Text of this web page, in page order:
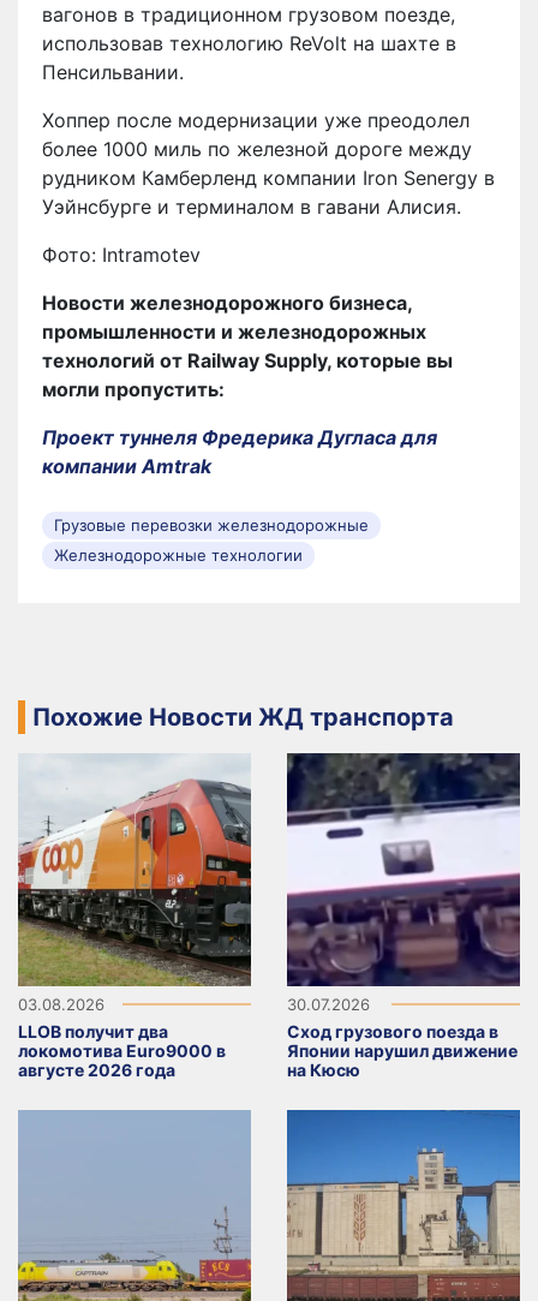
вагонов в традиционном грузовом поезде,
использовав технологию ReVolt на шахте в
Пенсильвании.
Хоппер после модернизации уже преодолел
более 1000 миль по железной дороге между
рудником Камберленд компании Iron Senergy в
Уэйнсбурге и терминалом в гавани Алисия.
Фото: Intramotev
Новости железнодорожного бизнеса,
промышленности и железнодорожных
технологий от Railway Supply, которые вы
могли пропустить:
Проект туннеля Фредерика Дугласа для
компании Amtrak
Грузовые перевозки железнодорожные
Железнодорожные технологии
Похожие Новости ЖД транспорта
03.08.2026
LLOB получит два
локомотива Euro9000 в
августе 2026 года
30.07.2026
Сход грузового поезда в
Японии нарушил движение
на Кюсю